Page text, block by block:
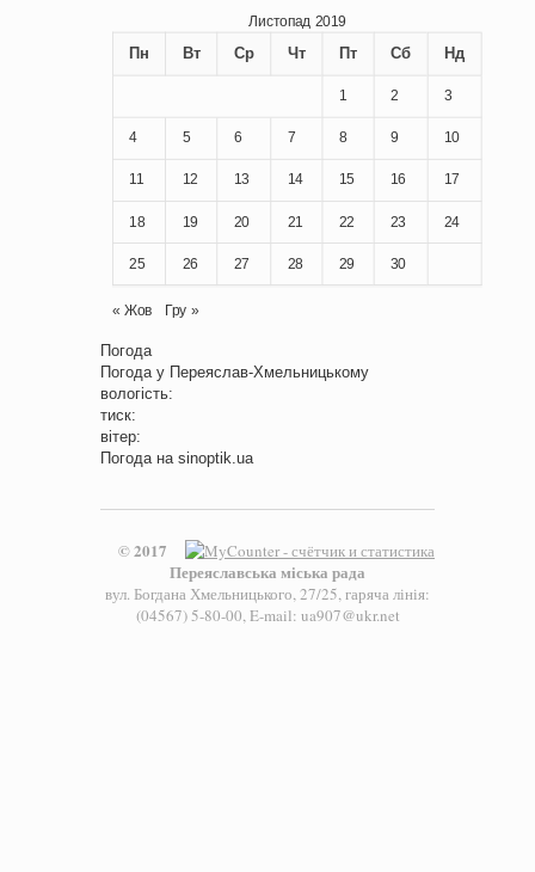
Листопад 2019
Пн Вт Ср Чт Пт Сб Нд
1 2 3
4 5 6 7 8 9 10
11 12 13 14 15 16 17
18 19 20 21 22 23 24
25 26 27 28 29 30
« Жов Гру »
Погода
Погода у Переяслав-Хмельницькому
вологість:
тиск:
вітер:
Погода на sinoptik.ua
© 2017
Переяславська міська рада
вул. Богдана Хмельницького, 27/25, гаряча лінія:
(04567) 5-80-00, E-mail: ua907@ukr.net